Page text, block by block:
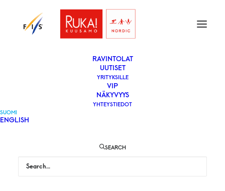
VAPAAEHTOISEKSI
YLEISÖLLE
­RAVINTOLAT
UUTISET
YRITYKSILLE
VIP
NÄKYVYYS
YHTEYSTIEDOT
SUOMI
ENGLISH
SEARCH